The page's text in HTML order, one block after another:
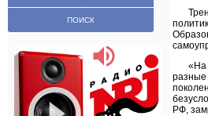
ПОИСК
«На
РФ,